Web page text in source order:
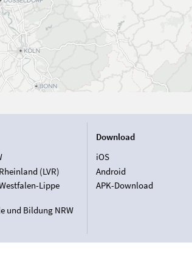
(LVR)
Lippe
und Bildung NRW
Download
iOS
Android
APK-Download